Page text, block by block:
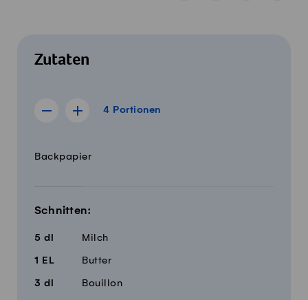
Zutaten
4 Portionen
Rezept für 3 Portionen anzeigen
Rezept für 5 Portionen anzeigen
4 Portionen
MengeZutaten
Backpapier
Schnitten:
5 dl Milch
1 EL Butter
3 dl Bouillon